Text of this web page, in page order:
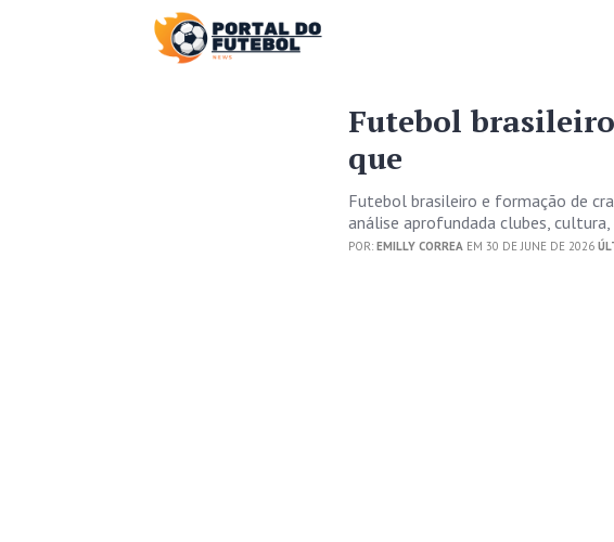
Futebol
que
Futebol brasileiro e formação de
análise aprofundada clubes,
POR:EMILLY CORREA EM 30 DE JUNE DE 2026